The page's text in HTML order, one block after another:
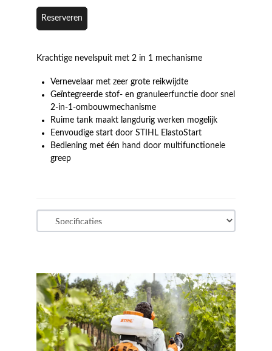
Reserveren
Krachtige nevelspuit met 2 in 1 mechanisme
Vernevelaar met zeer grote reikwijdte
Geïntegreerde stof- en granuleerfunctie door snel
2-in-1-ombouwmechanisme
Ruime tank maakt langdurig werken mogelijk
Eenvoudige start door STIHL ElastoStart
Bediening met één hand door multifunctionele
greep